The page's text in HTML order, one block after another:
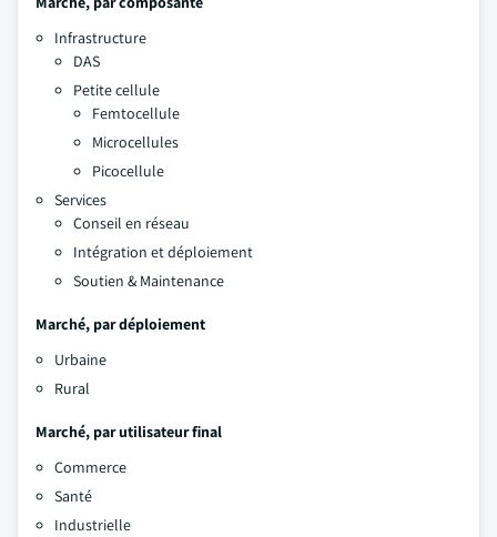
Infrastructure
DAS
Petite cellule
Femtocellule
Microcellules
Picocellule
Services
Conseil en réseau
Intégration et déploiement
Soutien & Maintenance
Marché, par déploiement
Urbaine
Rural
Marché, par utilisateur final
Commerce
Santé
Industrielle